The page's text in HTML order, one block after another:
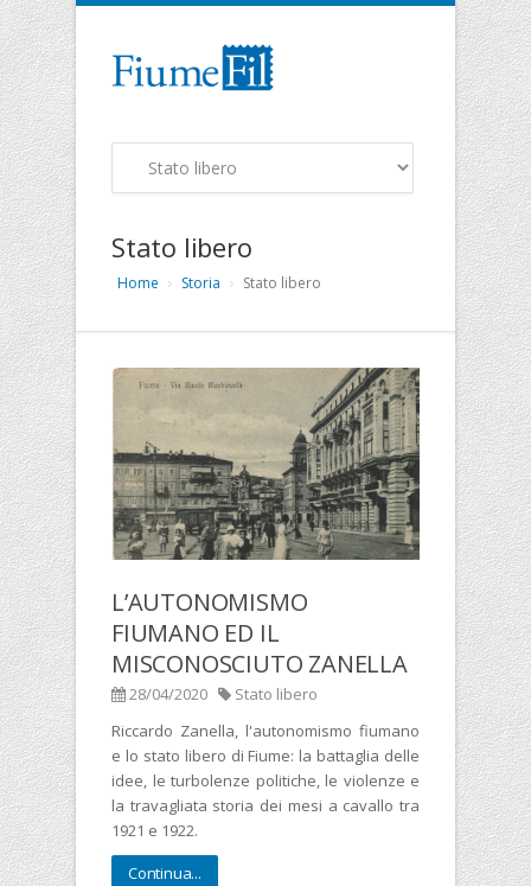
Stato libero
Home Storia Stato libero
L’AUTONOMISMO
FIUMANO ED IL
MISCONOSCIUTO ZANELLA
28/04/2020
Stato libero
Riccardo Zanella, l'autonomismo fiumano
e lo stato libero di Fiume: la battaglia delle
idee, le turbolenze politiche, le violenze e
la travagliata storia dei mesi a cavallo tra
1921 e 1922.
Continua...